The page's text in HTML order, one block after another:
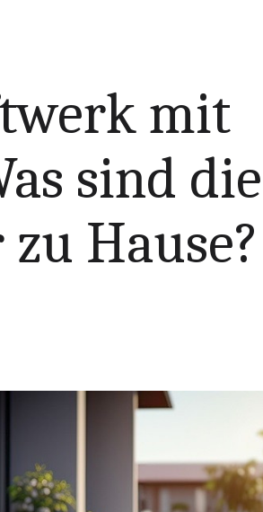
mit
sind die
Hause?